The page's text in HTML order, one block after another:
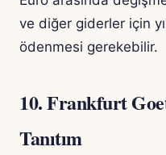
ve diğer giderler için
ödenmesi gerekebilir.
10. Frankfurt
Tanıtım